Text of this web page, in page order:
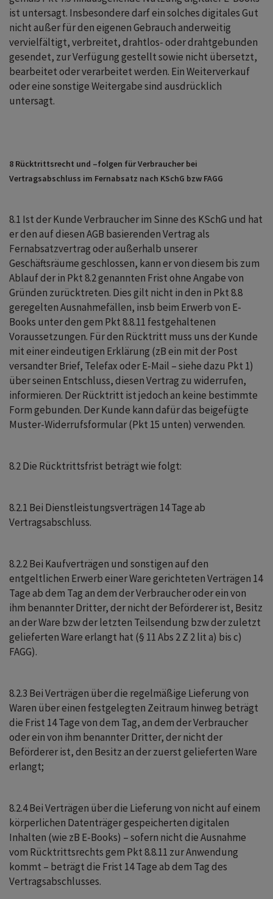
ist untersagt. Insbesondere darf ein solches digitales Gut
nicht außer für den eigenen Gebrauch anderweitig
vervielfältigt, verbreitet, drahtlos- oder drahtgebunden
gesendet, zur Verfügung gestellt sowie nicht übersetzt,
bearbeitet oder verarbeitet werden. Ein Weiterverkauf
oder eine sonstige Weitergabe sind ausdrücklich
untersagt.
8 Rücktrittsrecht und –folgen für Verbraucher bei
Vertragsabschluss im Fernabsatz nach KSchG bzw FAGG
8.1 Ist der Kunde Verbraucher im Sinne des KSchG und hat
er den auf diesen AGB basierenden Vertrag als
Fernabsatzvertrag oder außerhalb unserer
Geschäftsräume geschlossen, kann er von diesem bis zum
Ablauf der in Pkt 8.2 genannten Frist ohne Angabe von
Gründen zurücktreten. Dies gilt nicht in den in Pkt 8.8
geregelten Ausnahmefällen, insb beim Erwerb von E-
Books unter den gem Pkt 8.8.11 festgehaltenen
Voraussetzungen. Für den Rücktritt muss uns der Kunde
mit einer eindeutigen Erklärung (zB ein mit der Post
versandter Brief, Telefax oder E-Mail – siehe dazu Pkt 1)
über seinen Entschluss, diesen Vertrag zu widerrufen,
informieren. Der Rücktritt ist jedoch an keine bestimmte
Form gebunden. Der Kunde kann dafür das beigefügte
Muster-Widerrufsformular (Pkt 15 unten) verwenden.
8.2 Die Rücktrittsfrist beträgt wie folgt:
8.2.1 Bei Dienstleistungsverträgen 14 Tage ab
Vertragsabschluss.
8.2.2 Bei Kaufverträgen und sonstigen auf den
entgeltlichen Erwerb einer Ware gerichteten Verträgen 14
Tage ab dem Tag an dem der Verbraucher oder ein von
ihm benannter Dritter, der nicht der Beförderer ist, Besitz
an der Ware bzw der letzten Teilsendung bzw der zuletzt
gelieferten Ware erlangt hat (§ 11 Abs 2 Z 2 lit a) bis c)
FAGG).
8.2.3 Bei Verträgen über die regelmäßige Lieferung von
Waren über einen festgelegten Zeitraum hinweg beträgt
die Frist 14 Tage von dem Tag, an dem der Verbraucher
oder ein von ihm benannter Dritter, der nicht der
Beförderer ist, den Besitz an der zuerst gelieferten Ware
erlangt;
8.2.4 Bei Verträgen über die Lieferung von nicht auf einem
körperlichen Datenträger gespeicherten digitalen
Inhalten (wie zB E-Books) – sofern nicht die Ausnahme
vom Rücktrittsrechts gem Pkt 8.8.11 zur Anwendung
kommt – beträgt die Frist 14 Tage ab dem Tag des
Vertragsabschlusses.